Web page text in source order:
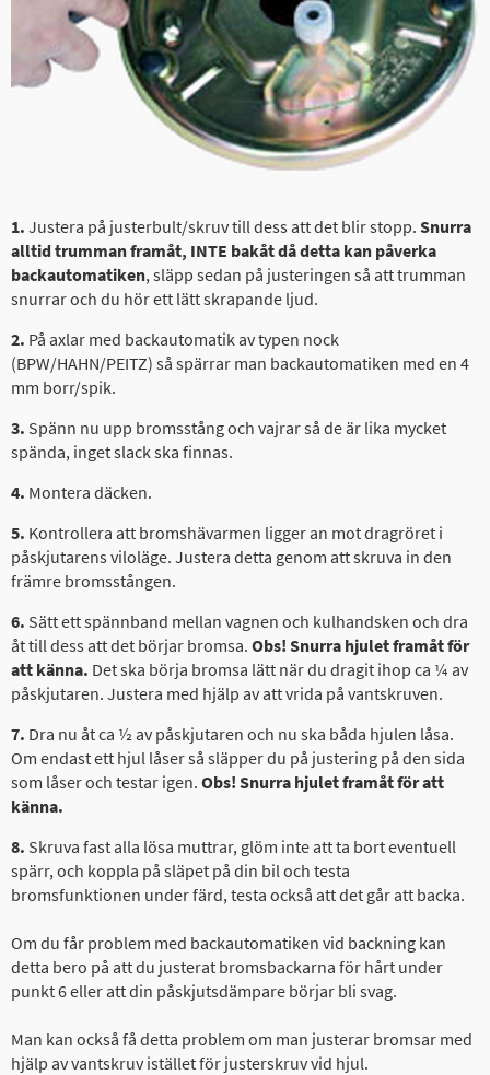
1. Justera på justerbult/skruv till dess att det blir stopp. Snurra
alltid trumman framåt, INTE bakåt då detta kan påverka
backautomatiken, släpp sedan på justeringen så att trumman
snurrar och du hör ett lätt skrapande ljud.
2. På axlar med backautomatik av typen nock
(BPW/HAHN/PEITZ) så spärrar man backautomatiken med en 4
mm borr/spik.
3. Spänn nu upp bromsstång och vajrar så de är lika mycket
spända, inget slack ska finnas.
4. Montera däcken.
5. Kontrollera att bromshävarmen ligger an mot dragröret i
påskjutarens viloläge. Justera detta genom att skruva in den
främre bromsstången.
6. Sätt ett spännband mellan vagnen och kulhandsken och dra
åt till dess att det börjar bromsa. Obs! Snurra hjulet framåt för
att känna. Det ska börja bromsa lätt när du dragit ihop ca ¼ av
påskjutaren. Justera med hjälp av att vrida på vantskruven.
7. Dra nu åt ca ½ av påskjutaren och nu ska båda hjulen låsa.
Om endast ett hjul låser så släpper du på justering på den sida
som låser och testar igen. Obs! Snurra hjulet framåt för att
känna.
8. Skruva fast alla lösa muttrar, glöm inte att ta bort eventuell
spärr, och koppla på släpet på din bil och testa
bromsfunktionen under färd, testa också att det går att backa.
Om du får problem med backautomatiken vid backning kan
detta bero på att du justerat bromsbackarna för hårt under
punkt 6 eller att din påskjutsdämpare börjar bli svag.
Man kan också få detta problem om man justerar bromsar med
hjälp av vantskruv istället för justerskruv vid hjul.